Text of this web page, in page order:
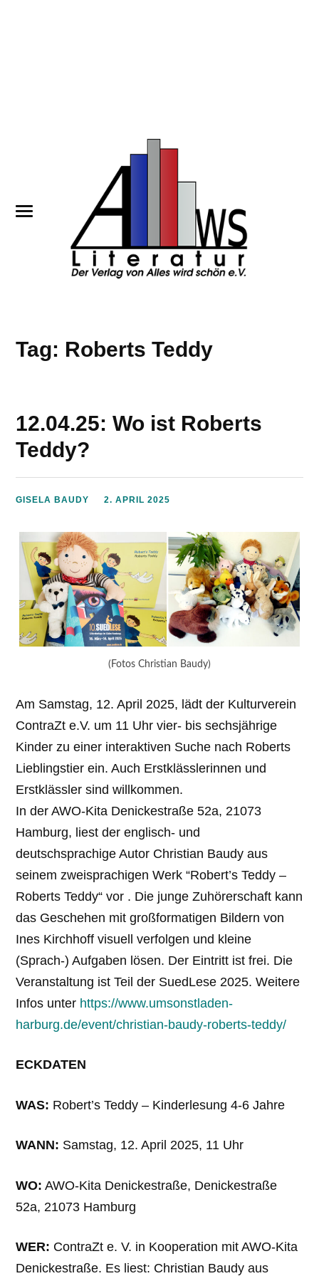
Tag: Roberts Teddy
12.04.25: Wo ist Roberts
Teddy?
GISELA BAUDY 2. APRIL 2025
(Fotos Christian Baudy)
Am Samstag, 12. April 2025, lädt der Kulturverein
ContraZt e.V. um 11 Uhr vier- bis sechsjährige
Kinder zu einer interaktiven Suche nach Roberts
Lieblingstier ein. Auch Erstklässlerinnen und
Erstklässler sind willkommen.
In der AWO-Kita Denickestraße 52a, 21073
Hamburg, liest der englisch- und
deutschsprachige Autor Christian Baudy aus
seinem zweisprachigen Werk “Robert’s Teddy –
Roberts Teddy“ vor . Die junge Zuhörerschaft kann
das Geschehen mit großformatigen Bildern von
Ines Kirchhoff visuell verfolgen und kleine
(Sprach-) Aufgaben lösen. Der Eintritt ist frei. Die
Veranstaltung ist Teil der SuedLese 2025. Weitere
Infos unter https://www.umsonstladen-
harburg.de/event/christian-baudy-roberts-teddy/
ECKDATEN
WAS: Robert’s Teddy – Kinderlesung 4-6 Jahre
WANN: Samstag, 12. April 2025, 11 Uhr
WO: AWO-Kita Denickestraße, Denickestraße
52a, 21073 Hamburg
WER: ContraZt e. V. in Kooperation mit AWO-Kita
Denickestraße. Es liest: Christian Baudy aus